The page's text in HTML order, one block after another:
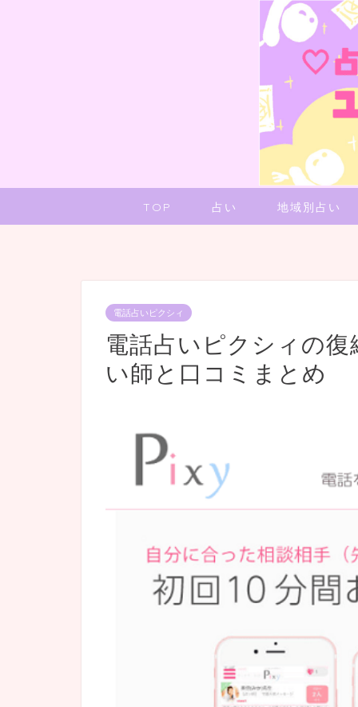
TOP 占い 地域別占い
電話占いピクシィ
電話占いピクシィの
い師と口コミまとめ